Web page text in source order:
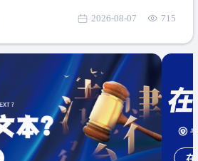
计抗辩与专利
转 【承办律
律师事务所 【案
权纠纷 【案号索
院(2019)最高法
2026-08-07 715